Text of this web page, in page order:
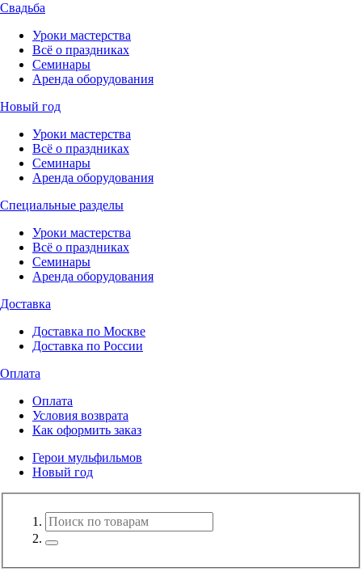
Свадьба
Уроки мастерства
Всё о праздниках
Семинары
Аренда оборудования
Новый год
Уроки мастерства
Всё о праздниках
Семинары
Аренда оборудования
Специальные разделы
Уроки мастерства
Всё о праздниках
Семинары
Аренда оборудования
Доставка
Доставка по Москве
Доставка по России
Оплата
Оплата
Условия возврата
Как оформить заказ
Герои мульфильмов
Новый год